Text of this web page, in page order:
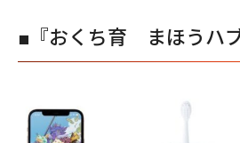
■『おくち育 まほうハ